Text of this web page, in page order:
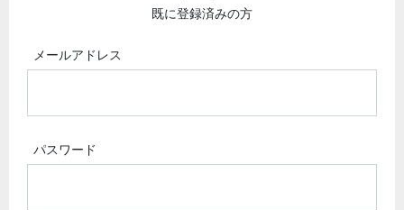
既に登録済みの方
メールアドレス
パスワード